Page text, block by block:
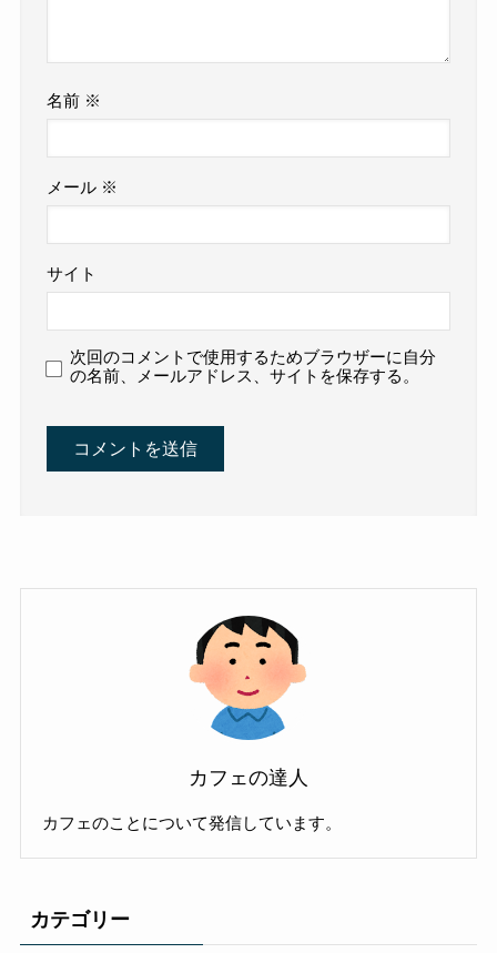
名前 ※
メール ※
サイト
次回のコメントで使用するためブラウザーに自分
の名前、メールアドレス、サイトを保存する。
カフェの達人
カフェのことについて発信しています。
カテゴリー